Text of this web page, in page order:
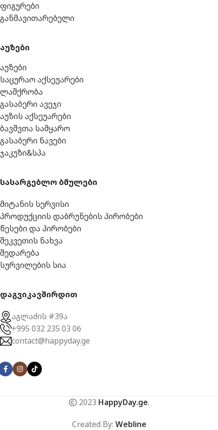
ფიგურები
განმავითარებელი
აუზები
აუზები
საცურაო აქსეუარები
ლაშქრობა
გასაბერი ავეჯი
აუზის აქსეუარები
ბავშვთა სამყარო
გასაბერი ნავები
ჯაკუზი&სპა
სასარგებლო ბმულები
მიტანის სერვისი
პროდუქციის დაბრუნების პირობები
წესები და პირობები
შეკვეთის ნახვა
შედარება
სურვილების სია
დაგვიკავშირდით
აგლაძის #39ა
+995 032 235 03 06
contact@happyday.ge
2023 HappyDay.ge.
Created By: Webline